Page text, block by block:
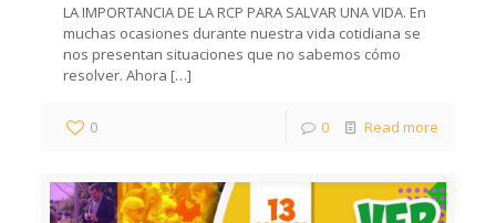
LA IMPORTANCIA DE LA RCP PARA SALVAR UNA VIDA. En
muchas ocasiones durante nuestra vida cotidiana se
nos presentan situaciones que no sabemos cómo
resolver. Ahora […]
0 0 Read more